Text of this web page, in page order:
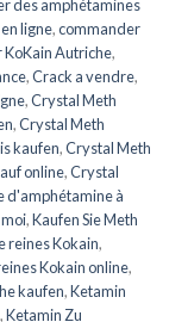
des amphétamines
ligne,commander
Autriche,
,Crack a vendre,
,Crystal Meth
,Crystal Meth
kaufen,Crystal Meth
online,Crystal
d'amphétamine à
,Kaufen Sie Meth
reines Kokain,
Kokain online,
kaufen,Ketamin
,Ketamin Zu